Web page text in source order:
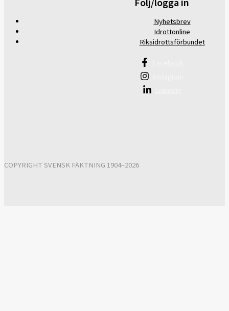
Nyhetsbrev
Idrottonline
Riksidrottsförbundet
COPYRIGHT SVENSK FÄKTNING 1904–2026